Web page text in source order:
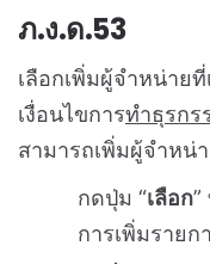
ภ.ง.ด.53
เลือกเพิ่มผู้จำหน่ายที่
เงื่อนไขการทำธุรกร
สามารถเพิ่มผู้จำห
กดปุ่ม “เลือก
การเพิ่มรายก